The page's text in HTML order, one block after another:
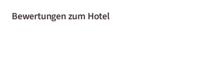
Bewertungen zum Hotel